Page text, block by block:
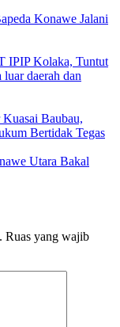
Konawe Jalani
IPIP Kolaka, Tuntut
daerah dan
Baubau,
Bertidak Tegas
Utara Bakal
Ruas yang wajib